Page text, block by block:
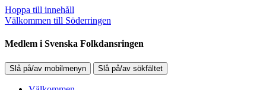
Hoppa till innehåll
Välkommen till Söderringen
Medlem i Svenska Folkdansringen
Slå på/av mobilmenyn Slå på/av sökfältet